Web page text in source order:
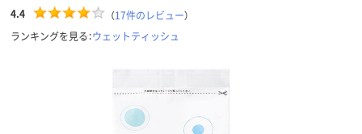
4.4 （17件のレビュー）
ランキングを見る：ウェットティッシュ